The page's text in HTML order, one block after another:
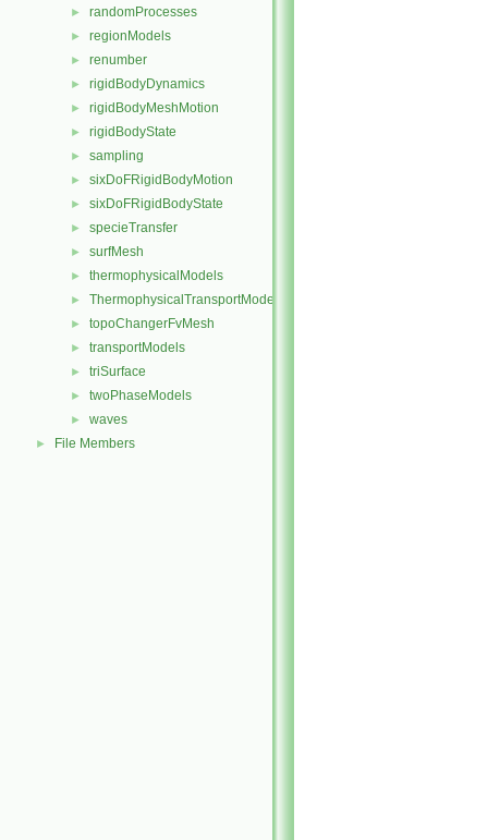
► randomProcesses
► regionModels
► renumber
► rigidBodyDynamics
► rigidBodyMeshMotion
► rigidBodyState
► sampling
► sixDoFRigidBodyMotion
► sixDoFRigidBodyState
► specieTransfer
► surfMesh
► thermophysicalModels
► ThermophysicalTransportModels
► topoChangerFvMesh
► transportModels
► triSurface
► twoPhaseModels
► waves
► File Members